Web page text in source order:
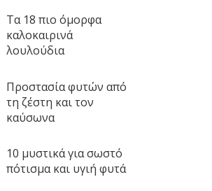
Τα 18 πιο όμορφα
καλοκαιρινά
λουλούδια
Προστασία φυτών από
τη ζέστη και τον
καύσωνα
10 μυστικά για σωστό
πότισμα και υγιή φυτά